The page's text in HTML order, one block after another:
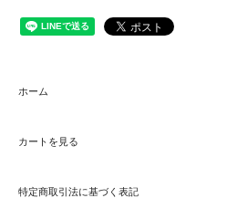
ホーム
カートを見る
特定商取引法に基づく表記